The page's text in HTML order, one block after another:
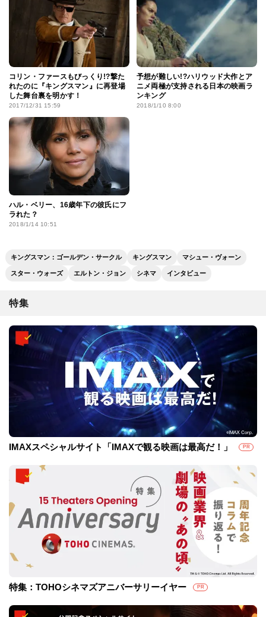
コリン・ファースもびっくり!?撃た
れたのに『キングスマン』に再登場
した舞台裏を明かす！
2017/12/31 15:59
予想が難しい!?ハリウッド大作とア
ニメ両極が支持される日本の映画ラ
ンキング
2018/1/10 8:00
ハル・ベリー、16歳年下の彼氏にフ
ラれた？
2018/1/14 10:51
キングスマン：ゴールデン・サークル キングスマン マシュー・ヴォーン
スター・ウォーズ エルトン・ジョン シネマ インタビュー
特集
IMAXスペシャルサイト「IMAXで観る映画は最高だ！」 PR
特集：TOHOシネマズアニバーサリーイヤー PR